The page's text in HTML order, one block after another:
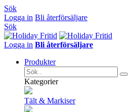
Sök
Logga in Bli återförsäljare
Sök
Logga in Bli återförsäljare
Produkter
Kategorier
Tält & Markiser